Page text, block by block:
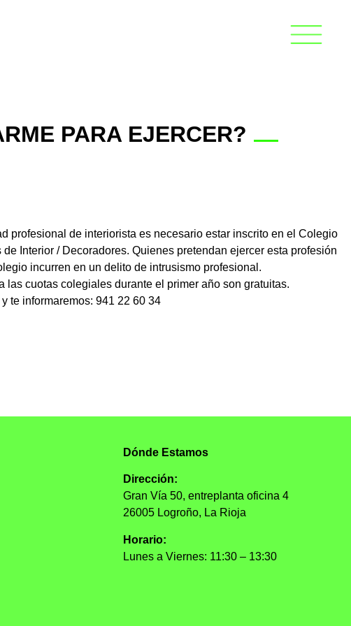
PARA EJERCER?
profesional de interiorista es necesario estar inscrito en el Colegio
Interior / Decoradores. Quienes pretendan ejercer esta profesión
incurren en un delito de intrusismo profesional.
las cuotas colegiales durante el primer año son gratuitas.
te informaremos: 941 22 60 34
Dónde Estamos
Dirección:
Gran Vía 50, entreplanta oficina 4
26005 Logroño, La Rioja
Horario:
Lunes a Viernes: 11:30 – 13:30